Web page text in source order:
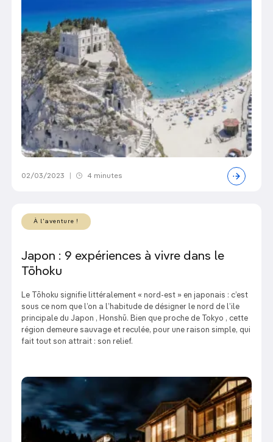
02/03/2023 4 minutes
À l'aventure !
Japon : 9 expériences à vivre dans le
Tōhoku
Le Tōhoku signifie littéralement « nord-est » en japonais : c’est
sous ce nom que l’on a l’habitude de désigner le nord de l’ile
principale du Japon , Honshū. Bien que proche de Tokyo , cette
région demeure sauvage et reculée, pour une raison simple, qui
fait tout son attrait : son relief.